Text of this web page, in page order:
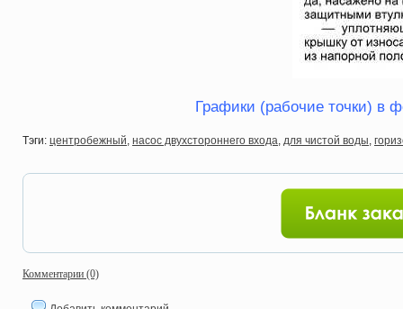
Графики (рабочие точки) в
Тэги: центробежный, насос двухстороннего входа, для чистой воды,
Комментарии (0)